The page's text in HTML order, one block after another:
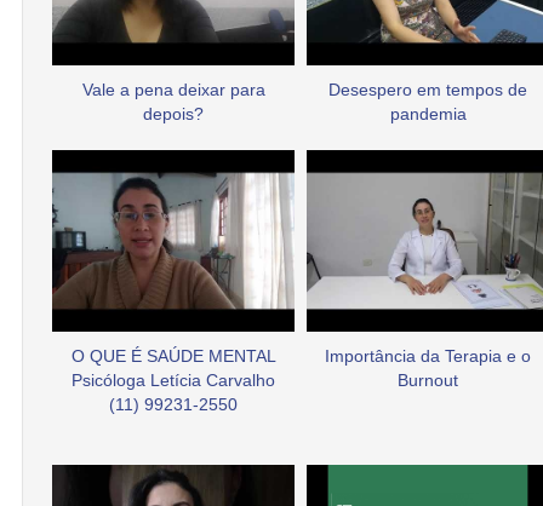
Vale a pena deixar para
depois?
Desespero em tempos de
pandemia
O QUE É SAÚDE MENTAL
Psicóloga Letícia Carvalho
(11) 99231-2550
Importância da Terapia e o
Burnout